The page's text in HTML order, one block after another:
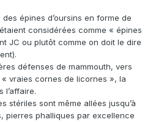
épines d’oursins en forme de
considérées comme « épines
JC ou plutôt comme on doit le dire
défenses de mammouth, vers
vraies cornes de licornes », la
l’affaire.
stériles sont même allées jusqu’à
pierres phalliques par excellence